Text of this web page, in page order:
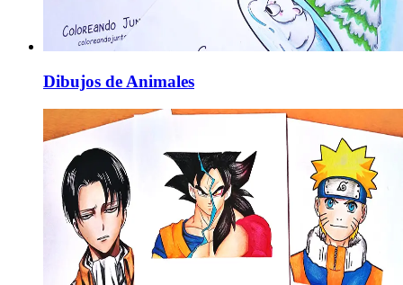
Dibujos de Animales